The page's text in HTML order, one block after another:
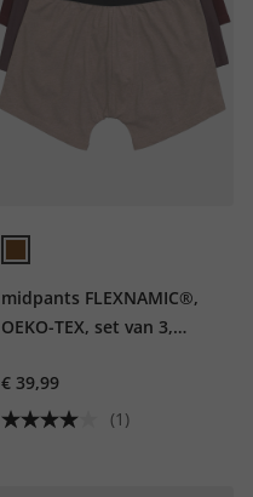
midpants FLEXNAMIC®,
OEKO-TEX, set van 3,
€ 39,99
(1)